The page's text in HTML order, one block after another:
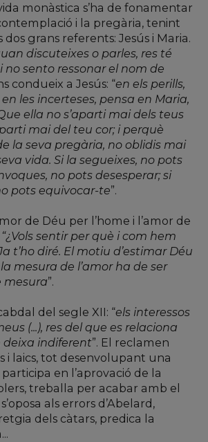
monàstica s’ha de fonamentar
i la pregària, tenint
grans referents: Jesús i Maria.
discuteixes o parles, res té
no sento ressonar el nom de
condueix a Jesús: “en els perills,
les incerteses, pensa en Maria,
ella no s’aparti mai dels teus
mai del teu cor; i perquè
la seva pregària, no oblidis mai
vida. Si la segueixes, no pots
no pots desesperar; si
pots equivocar-te”.
de Déu per l’home i l’amor de
“¿Vols sentir per què i com hem
t’ho diré. El motiu d’estimar Déu
mesura de l’amor ha de ser
mesura”.
del segle XII: “els interessos
(...), res del que es relaciona
deixa indiferent”. El reclamen
i laics, tot desenvolupant una
en l’aprovació de la
treballa per acabar amb el
als errors d’Abelard,
dels càtars, predica la